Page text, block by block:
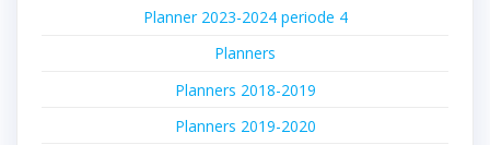
Planner 2023-2024 periode 4
Planners
Planners 2018-2019
Planners 2019-2020